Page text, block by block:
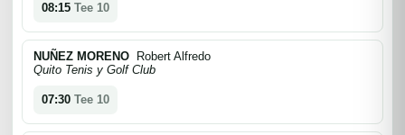
08:15 Tee 10
NUÑEZ MORENO Robert Alfredo
Quito Tenis y Golf Club
07:30 Tee 10